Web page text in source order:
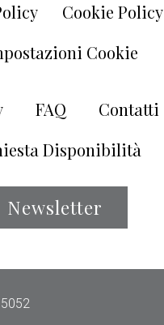
Cookie Policy
Cookie
FAQ
Contatti
Disponibilità
Newsletter